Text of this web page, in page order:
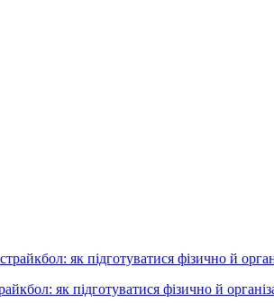
як підготуватися фізично й